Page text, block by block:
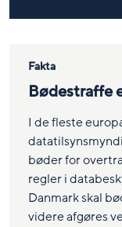
Fakta
Bødestraffe
I de fleste
bøder for
regler i
Danmark skal
videre afgøres